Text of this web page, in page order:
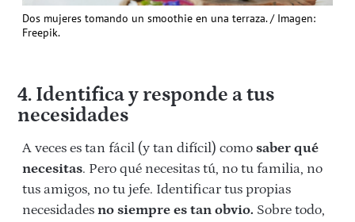
Dos mujeres tomando un smoothie en una terraza. / Imagen:
Freepik.
4. Identifica y responde a tus
necesidades
A veces es tan fácil (y tan difícil) como saber qué
necesitas. Pero qué necesitas tú, no tu familia, no
tus amigos, no tu jefe. Identificar tus propias
necesidades no siempre es tan obvio. Sobre todo,